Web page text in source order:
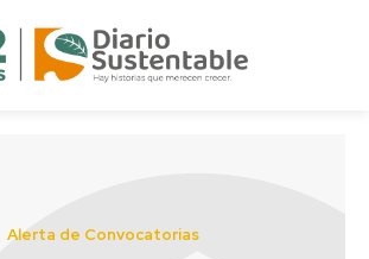
Alerta de Convocatorias